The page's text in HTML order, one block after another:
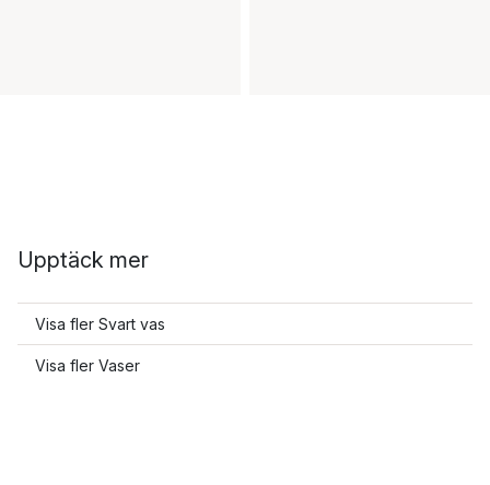
Upptäck mer
Visa fler Svart vas
Visa fler Vaser